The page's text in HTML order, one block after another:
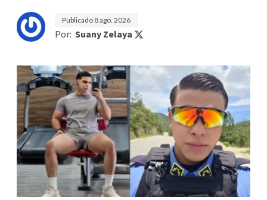
Publicado 8 ago. 2026
Por: Suany Zelaya